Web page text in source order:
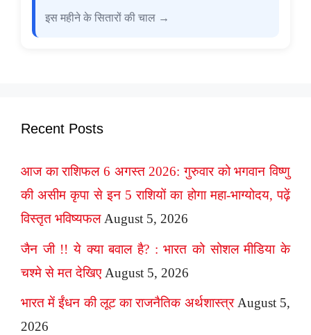
इस महीने के सितारों की चाल →
Recent Posts
आज का राशिफल 6 अगस्त 2026: गुरुवार को भगवान विष्णु
की असीम कृपा से इन 5 राशियों का होगा महा-भाग्योदय, पढ़ें
विस्तृत भविष्यफल August 5, 2026
जैन जी !! ये क्या बवाल है? : भारत को सोशल मीडिया के
चश्मे से मत देखिए August 5, 2026
भारत में ईंधन की लूट का राजनैतिक अर्थशास्त्र August 5,
2026